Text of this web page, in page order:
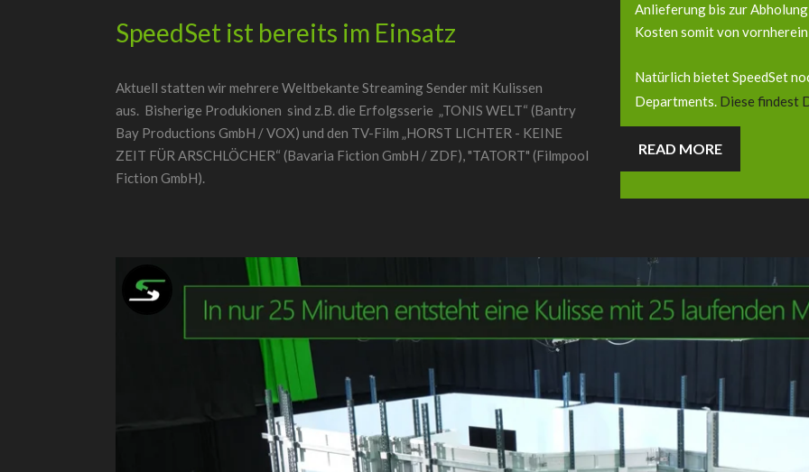
SpeedSet ist bereits im Einsatz
Aktuell statten wir mehrere Weltbekante Streaming Sender mit Kulissen
aus. Bisherige Produkionen sind z.B. die Erfolgsserie „TONIS WELT“ (Bantry
Bay Productions GmbH / VOX) und den TV-Film „HORST LICHTER - KEINE
ZEIT FÜR ARSCHLÖCHER“ (Bavaria Fiction GmbH / ZDF), "TATORT" (Filmpool
Fiction GmbH).
Anlieferung bis zur
Kosten somit von
Natürlich bietet SpeedSet
Departments. Diese findest
READ MORE